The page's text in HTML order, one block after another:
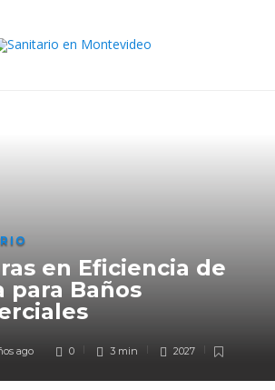
en Eficiencia de
para Baños
ago 0 3 min 2027